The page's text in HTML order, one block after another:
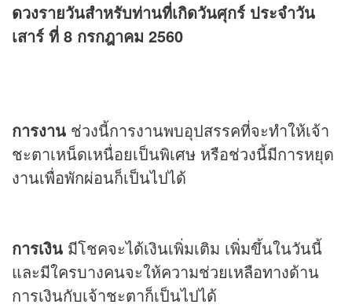
ดวงรายวันสำหรับท่านที่เกิดวันศุกร์ ประจำวัน
เสาร์ ที่ 8 กรกฎาคม 2560
การงาน ช่วงนี้การงานพบอุปสรรคที่จะทำให้เจ้า
ชะตาเหน็ดเหนื่อยเป็นพิเศษ หรือช่วงนี้มีการหยุด
งานเพื่อพักผ่อนก็เป็นไปได้
การเงิน มีโชคจะได้เงินเพิ่มเติม เพิ่มขึ้นในวันนี้
และมีใครบางคนจะให้ความช่วยเหลือทางด้าน
การเงินกับเจ้าชะตาก็เป็นไปได้